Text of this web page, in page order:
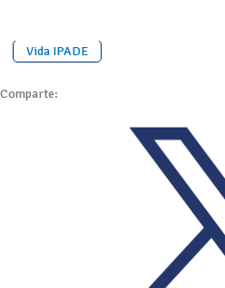
Vida IPADE
Comparte: